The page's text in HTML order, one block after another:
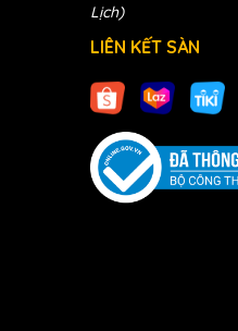
Lịch)
LIÊN KẾT SÀN